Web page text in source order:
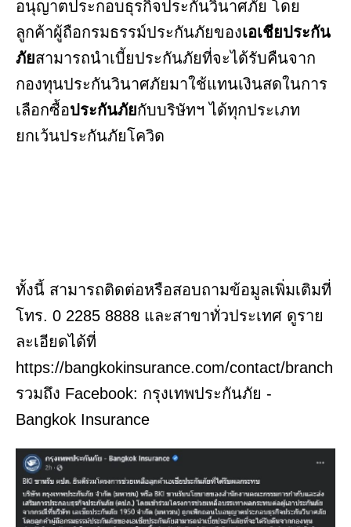
อนุญาตประกอบธุรกิจประกันวินาศภัย โดย
ลูกค้าผู้ถือกรมธรรม์ประกันภัยของเอเชียประกัน
ภัยสามารถนำเบี้ยประกันภัยที่จะได้รับคืนจาก
กองทุนประกันวินาศภัยมาใช้แทนเงินสดในการ
เลือกซื้อประกันภัยกับบริษัทฯ ได้ทุกประเภท
ยกเว้นประกันภัยโควิด
ทั้งนี้ สามารถติดต่อหรือสอบถามข้อมูลเพิ่มเติมที่
โทร. 0 2285 8888 และสาขาทั่วประเทศ ดูราย
ละเอียดได้ที่
https://bangkokinsurance.com/contact/branch
รวมถึง Facebook: กรุงเทพประกันภัย -
Bangkok Insurance